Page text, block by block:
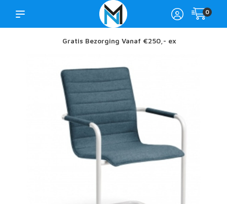
0
Gratis Bezorging Vanaf €250,- ex